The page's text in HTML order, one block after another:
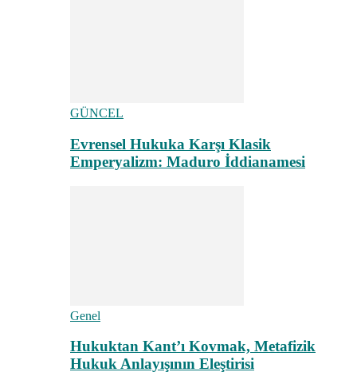
GÜNCEL
Evrensel Hukuka Karşı Klasik
Emperyalizm: Maduro İddianamesi
Genel
Hukuktan Kant’ı Kovmak, Metafizik
Hukuk Anlayışının Eleştirisi